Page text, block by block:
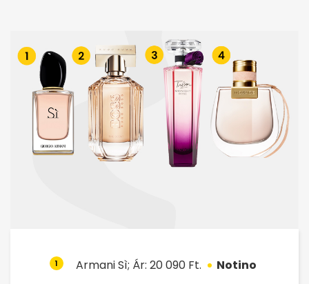
1 Armani Sì; Ár: 20 090 Ft. Notino